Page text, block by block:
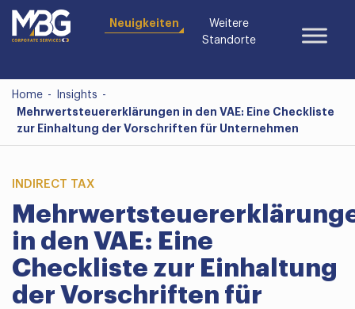
Neuigkeiten
Weitere
Standorte
Home - Insights -
Mehrwertsteuererklärungen in den VAE: Eine Checkliste
zur Einhaltung der Vorschriften für Unternehmen
INDIRECT TAX
in den VAE: Eine
Checkliste zur Einhaltung
der Vorschriften für